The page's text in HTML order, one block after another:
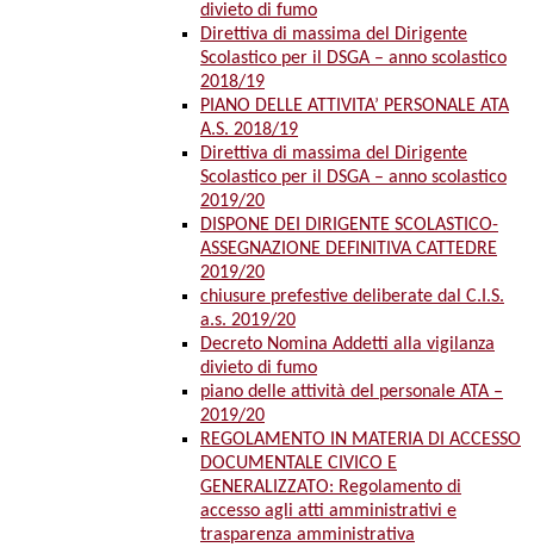
divieto di fumo
Direttiva di massima del Dirigente
Scolastico per il DSGA – anno scolastico
2018/19
PIANO DELLE ATTIVITA’ PERSONALE ATA
A.S. 2018/19
Direttiva di massima del Dirigente
Scolastico per il DSGA – anno scolastico
2019/20
DISPONE DEI DIRIGENTE SCOLASTICO-
ASSEGNAZIONE DEFINITIVA CATTEDRE
2019/20
chiusure prefestive deliberate dal C.I.S.
a.s. 2019/20
Decreto Nomina Addetti alla vigilanza
divieto di fumo
piano delle attività del personale ATA –
2019/20
REGOLAMENTO IN MATERIA DI ACCESSO
DOCUMENTALE CIVICO E
GENERALIZZATO: Regolamento di
accesso agli atti amministrativi e
trasparenza amministrativa